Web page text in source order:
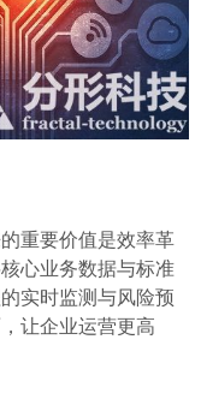
重要价值是效率革
心业务数据与标准
实时监测与风险预
让企业运营更高